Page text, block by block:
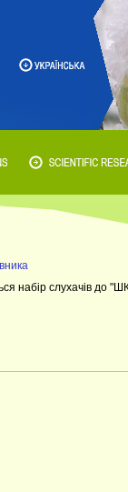
набір слухачів до